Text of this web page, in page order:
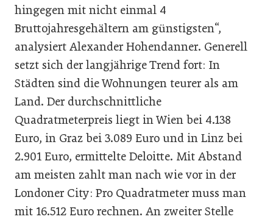
hingegen mit nicht einmal 4
Bruttojahresgehältern am günstigsten“,
analysiert Alexander Hohendanner. Generell
setzt sich der langjährige Trend fort: In
Städten sind die Wohnungen teurer als am
Land. Der durchschnittliche
Quadratmeterpreis liegt in Wien bei 4.138
Euro, in Graz bei 3.089 Euro und in Linz bei
2.901 Euro, ermittelte Deloitte. Mit Abstand
am meisten zahlt man nach wie vor in der
Londoner City: Pro Quadratmeter muss man
mit 16.512 Euro rechnen. An zweiter Stelle